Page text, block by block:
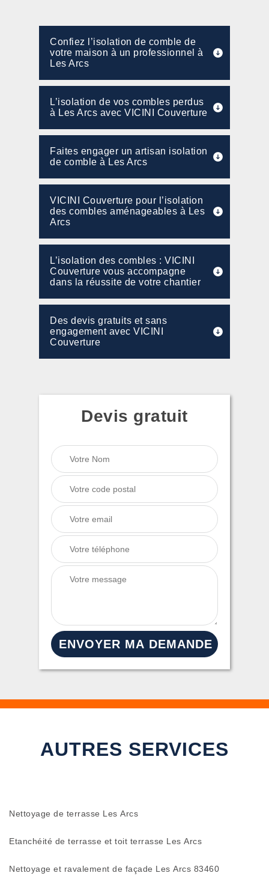
Confiez l’isolation de comble de
votre maison à un professionnel à
Les Arcs
L’isolation de vos combles perdus
à Les Arcs avec VICINI Couverture
Faites engager un artisan isolation
de comble à Les Arcs
VICINI Couverture pour l’isolation
des combles aménageables à Les
Arcs
L’isolation des combles : VICINI
Couverture vous accompagne
dans la réussite de votre chantier
Des devis gratuits et sans
engagement avec VICINI
Couverture
Devis gratuit
AUTRES SERVICES
Nettoyage de terrasse Les Arcs
Etanchéité de terrasse et toit terrasse Les Arcs
Nettoyage et ravalement de façade Les Arcs 83460